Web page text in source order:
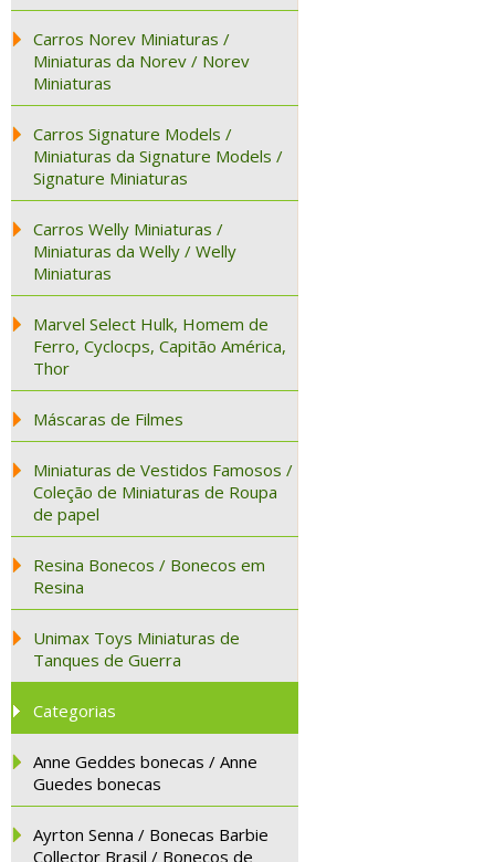
Carros Norev Miniaturas /
Miniaturas da Norev / Norev
Miniaturas
Carros Signature Models /
Miniaturas da Signature Models /
Signature Miniaturas
Carros Welly Miniaturas /
Miniaturas da Welly / Welly
Miniaturas
Marvel Select Hulk, Homem de
Ferro, Cyclocps, Capitão América,
Thor
Máscaras de Filmes
Miniaturas de Vestidos Famosos /
Coleção de Miniaturas de Roupa
de papel
Resina Bonecos / Bonecos em
Resina
Unimax Toys Miniaturas de
Tanques de Guerra
Categorias
Anne Geddes bonecas / Anne
Guedes bonecas
Ayrton Senna / Bonecas Barbie
Collector Brasil / Bonecos de